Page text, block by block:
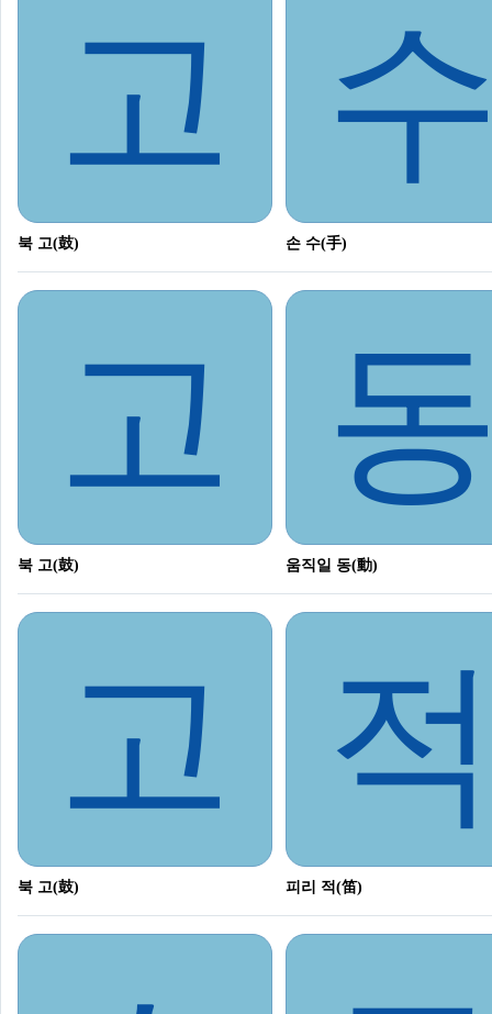
고
북 고(鼓) 손 수(手)
고
북 고(鼓) 움직일 동(動)
고
북 고(鼓) 피리 적(笛)